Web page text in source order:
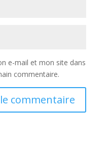
e-mail et mon site dans
commentaire.